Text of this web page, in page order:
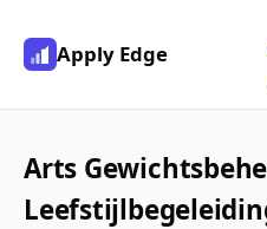
Apply Edge
Arts